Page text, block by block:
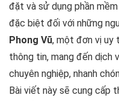
đặt và sử dụng phần
đặc biệt đối với những
Phong Vũ, một đơn vị uy
thông tin, mang đến dịch
chuyên nghiệp, nhanh
Bài viết này sẽ cung cấp